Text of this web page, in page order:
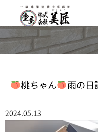
桃ちゃん 雨の日
2024.05.13